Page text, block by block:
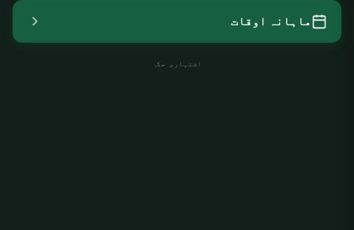
ماہانہ اوقات
اشتہاری جگہ